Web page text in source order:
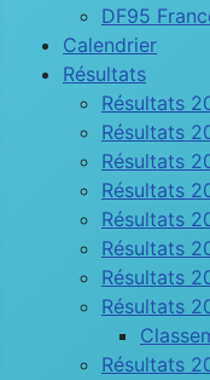
DF95
Calendrier
Résultats
Résultats
Résultats
Résultats
Résultats
Résultats
Résultats
Résultats
Résultats
Résultats